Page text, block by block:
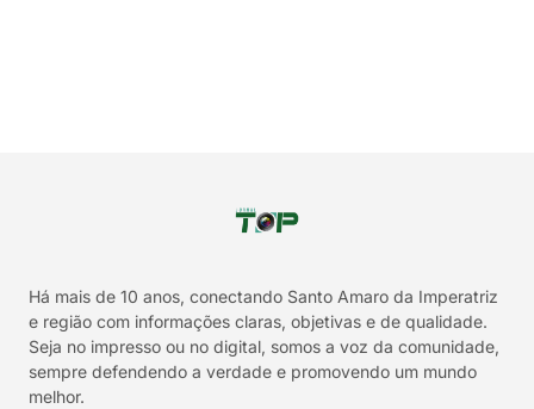
Há mais de 10 anos, conectando Santo Amaro da Imperatriz
e região com informações claras, objetivas e de qualidade.
Seja no impresso ou no digital, somos a voz da comunidade,
sempre defendendo a verdade e promovendo um mundo
melhor.